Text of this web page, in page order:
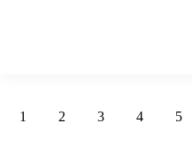
1 2 3 4 5